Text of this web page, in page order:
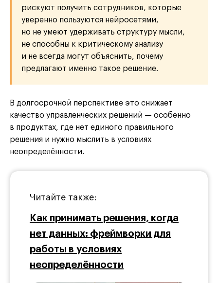
рискуют получить сотрудников, которые
уверенно пользуются нейросетями,
но не умеют удерживать структуру мысли,
не способны к критическому анализу
и не всегда могут объяснить, почему
предлагают именно такое решение.
В долгосрочной перспективе это снижает
качество управленческих решений — особенно
в продуктах, где нет единого правильного
решения и нужно мыслить в условиях
неопределённости.
Читайте также:
Как принимать решения, когда
нет данных: фреймворки для
работы в условиях
неопределённости